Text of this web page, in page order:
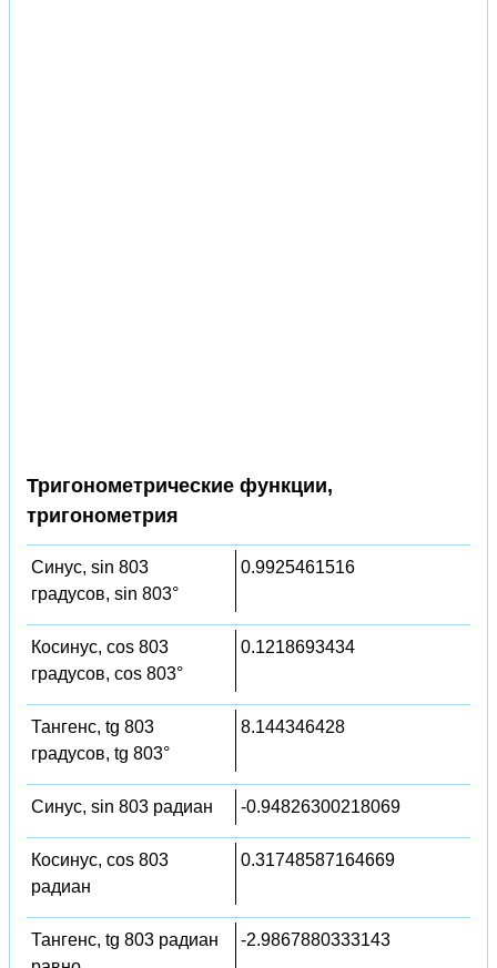
Тригонометрические функции,
тригонометрия
Синус, sin 803
градусов, sin 803°
0.9925461516
Косинус, cos 803
градусов, cos 803°
0.1218693434
Тангенс, tg 803
градусов, tg 803°
8.144346428
Синус, sin 803 радиан -0.94826300218069
Косинус, cos 803
радиан
0.31748587164669
Тангенс, tg 803 радиан
-2.9867880333143